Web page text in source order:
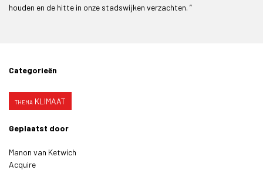
houden en de hitte in onze stadswijken verzachten. ”
Categorieën
KLIMAAT
Geplaatst door
Manon van Ketwich
Acquire